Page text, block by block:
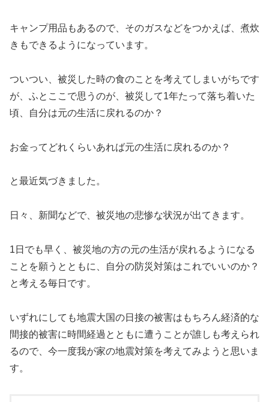
キャンプ用品もあるので、そのガスなどをつかえば、煮炊
きもできるようになっています。
ついつい、被災した時の食のことを考えてしまいがちです
が、ふとここで思うのが、被災して1年たって落ち着いた
頃、自分は元の生活に戻れるのか？
お金ってどれくらいあれば元の生活に戻れるのか？
と最近気づきました。
日々、新聞などで、被災地の悲惨な状況が出てきます。
1日でも早く、被災地の方の元の生活が戻れるようになる
ことを願うとともに、自分の防災対策はこれでいいのか？
と考える毎日です。
いずれにしても地震大国の日接の被害はもちろん経済的な
間接的被害に時間経過とともに遭うことが誰しも考えられ
るので、今一度我が家の地震対策を考えてみようと思いま
す。